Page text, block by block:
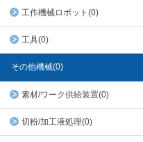
工作機械ロボット(0)
工具(0)
その他機械(0)
素材/ワーク供給装置(0)
切粉/加工液処理(0)